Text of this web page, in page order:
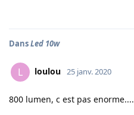
DansLed 10w
L loulou 25 janv. 2020
800 lumen, c est pas enorme....